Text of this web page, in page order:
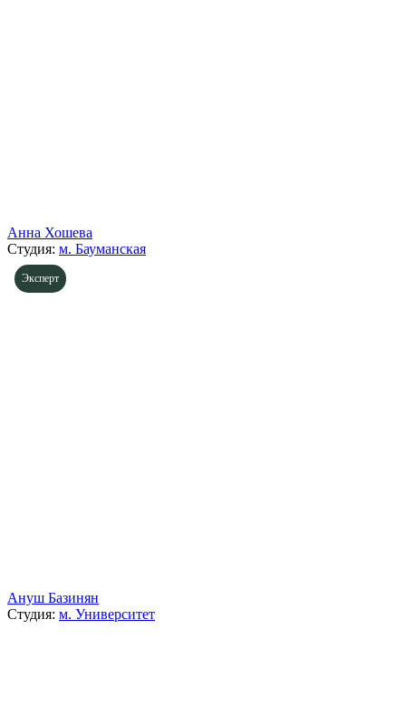
Анна Хошева
Студия: м. Бауманская
Эксперт
Ануш Базинян
Студия: м. Университет